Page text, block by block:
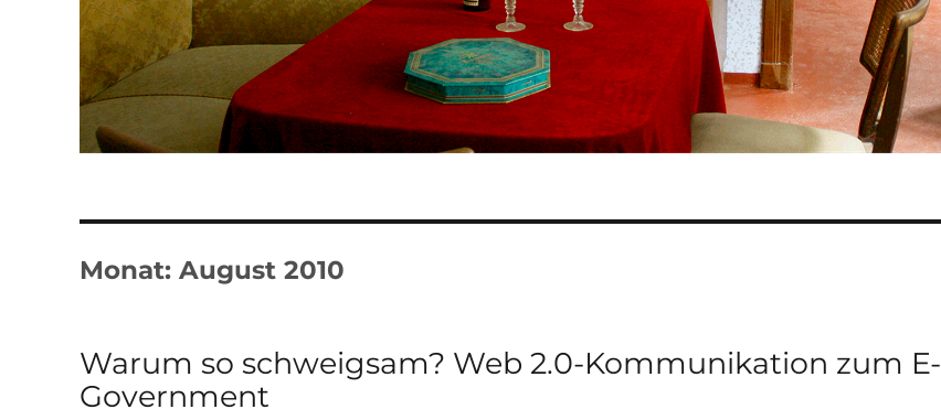
Monat: August 2010
Warum so schweigsam? Web 2.0-Kommunikation zum E-
Government